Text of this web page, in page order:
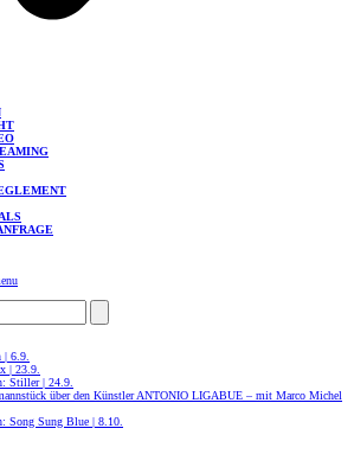
| 6.9.
| 23.9.
Stiller | 24.9.
über den Künstler ANTONIO LIGABUE – mit Marco Michel
Song Sung Blue | 8.10.